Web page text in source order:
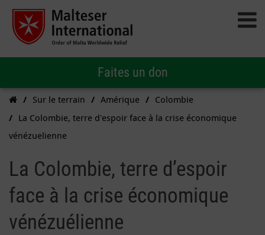
Faites un don
Sur le terrain Amérique
Colombie
La Colombie, terre d'espoir face à la crise économique
vénézuelienne
La Colombie, terre d’espoir
face à la crise économique
vénézuélienne